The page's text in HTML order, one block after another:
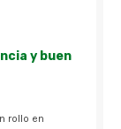
y buen
rollo en